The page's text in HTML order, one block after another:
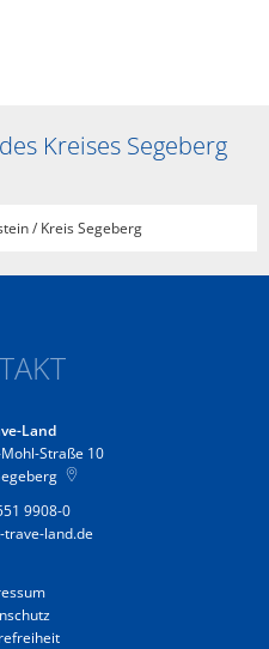
Kreises Segeberg
/ Kreis Segeberg
Land
Straße 10
9908-0
trave-land.de